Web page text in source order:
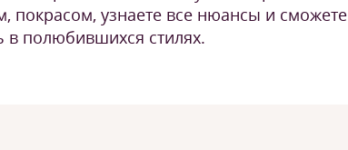
покрасом, узнаете все нюансы и сможете
в полюбившихся стилях.